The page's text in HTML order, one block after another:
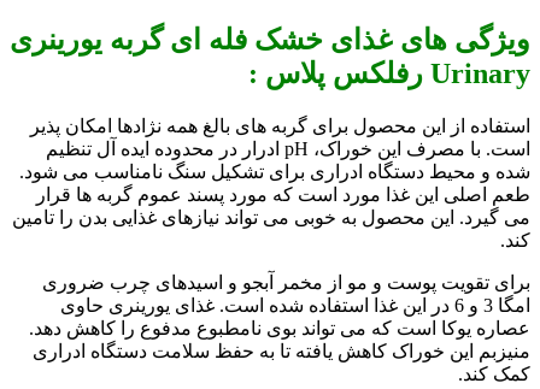
ویژگی های غذای خشک فله ای گربه یورینری
Urinary رفلکس پلاس :
استفاده از این محصول برای گربه های بالغ همه نژادها امکان پذیر
است. با مصرف این خوراک، pH ادرار در محدوده ایده آل تنظیم
شده و محیط دستگاه ادراری برای تشکیل سنگ نامناسب می شود.
طعم اصلی این غذا مورد است که مورد پسند عموم گربه ها قرار
می گیرد. این محصول به خوبی می تواند نیازهای غذایی بدن را تامین
کند.
برای تقویت پوست و مو از مخمر آبجو و اسیدهای چرب ضروری
امگا 3 و 6 در این غذا استفاده شده است. غذای یورینری حاوی
عصاره یوکا است که می تواند بوی نامطبوع مدفوع را کاهش دهد.
منیزبم این خوراک کاهش یافته تا به حفظ سلامت دستگاه ادراری
کمک کند.